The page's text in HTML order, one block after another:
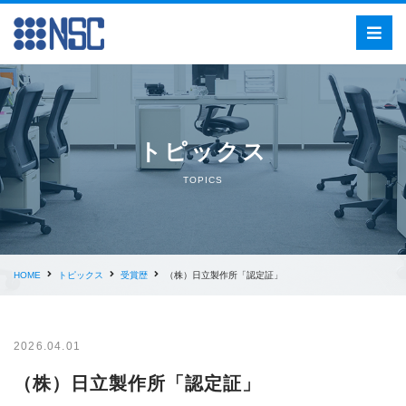
トピックス
TOPICS
HOME トピックス 受賞歴 （株）日立製作所「認定証」
2026.04.01
（株）日立製作所「認定証」